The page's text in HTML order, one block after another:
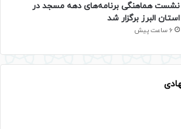
نشست هماهنگی برنامه‌های دهه مسجد در
استان البرز برگزار شد
6 ساعت پیش